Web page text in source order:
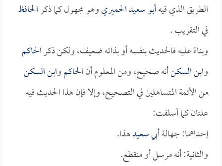
الطريق الذي فيهأبو سعيد الحميريوهو مجهول كما ذكرالحافظ
في التقريب .
وبناءً عليه فالحديث بنفسه أو بذاته ضعيف، ولكن ذكرالحاكم
وابن السكنأنه صحيح، ومن المعلوم أنالحاكموابن السكن
من الأئمة المتساهلين في التصحيح، وإلا فإن هذا الحديث فيه
علتان كما أسلفت:
إحداهما: جهالةأبي سعيدهذا.
والثانية: أنه مرسل أو منقطع.